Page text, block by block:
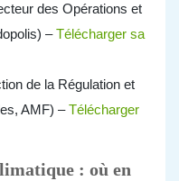
des Opérations et
–Télécharger sa
de la Régulation et
AMF) –Télécharger
: où en